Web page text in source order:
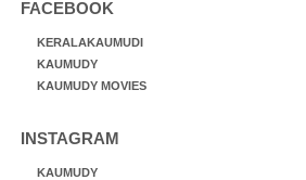
FACEBOOK
KERALAKAUMUDI
KAUMUDY
KAUMUDY MOVIES
INSTAGRAM
KAUMUDY